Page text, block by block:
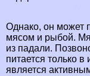
Однако, он может
мясом и рыбой.
из падали.
питается только в
является